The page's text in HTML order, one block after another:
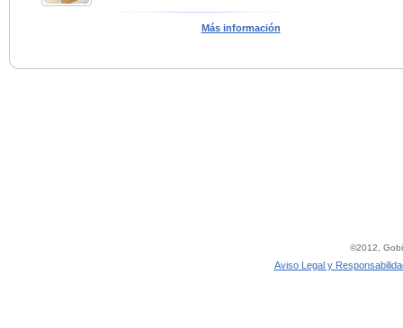
Más información
©2012,
Aviso Legal y